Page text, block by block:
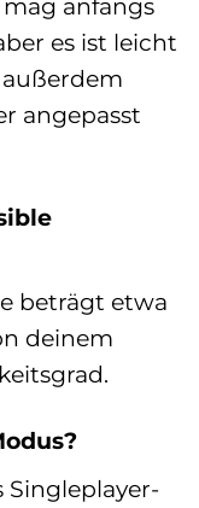
anfangs
es ist leicht
angepasst
beträgt etwa
deinem
Singleplayer-